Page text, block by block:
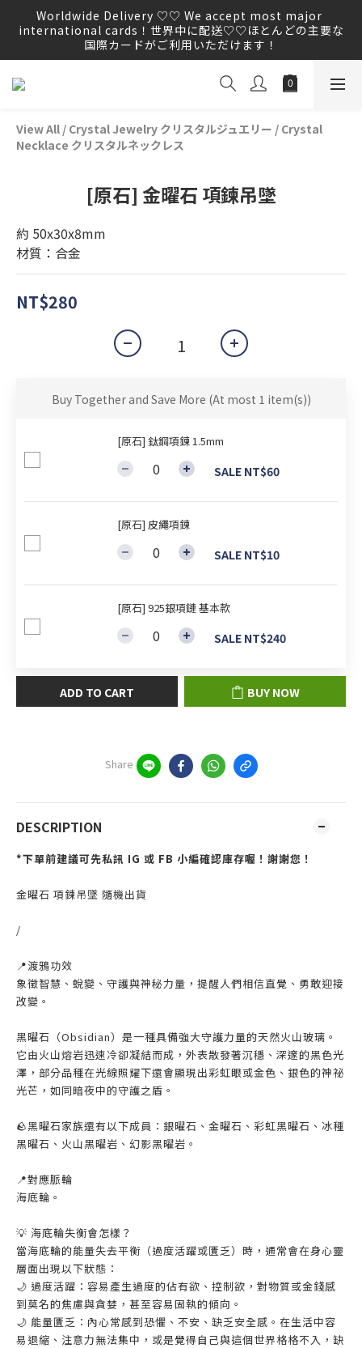
Worldwide Delivery ♡♡ We accept most major
international cards！世界中に配送♡♡ほとんどの主要な
国際カードがご利用いただけます！
Worldwide Delivery ♡♡ We accept most major
international cards！世界中に配送♡♡ほとんどの主要な
国際カードがご利用いただけます！
We WILL NOT proactively ask you to provide any
order information by E-mail,  please do not click on
Worldwide Delivery ♡♡ We accept most major
international cards！世界中に配送♡♡ほとんどの主要な
View All / Crystal Jewelry クリスタルジュエリー / Crystal
Necklace クリスタルネックレス
[原石] 金曜石 項鍊吊墜
約 50x30x8mm
材質：合金
NT$280
Buy Together and Save More (At most 1 item(s))
[原石] 鈦鋼項鍊 1.5mm
SALE NT$60
[原石] 皮繩項鍊
SALE NT$10
[原石] 925銀項鏈 基本款
SALE NT$240
ADD TO CART BUY NOW
Share
DESCRIPTION
*下單前建議可先私訊 IG 或 FB 小編確認庫存喔！謝謝您！
金曜石 項鍊吊墜 隨機出貨
/
📍渡鴉功效
象徵智慧、蛻變、守護與神秘力量，提醒人們相信直覺、勇敢迎接
改變。
黑曜石（Obsidian）是一種具備強大守護力量的天然火山玻璃。
它由火山熔岩迅速冷卻凝結而成，外表散發著沉穩、深邃的黑色光
澤，部分品種在光線照耀下還會顯現出彩虹眼或金色、銀色的神祕
光芒，如同暗夜中的守護之盾。
🪨黑曜石家族還有以下成員：銀曜石、金曜石、彩虹黑曜石、冰種
黑曜石、火山黑曜岩、幻影黑曜岩。
📍對應脈輪
海底輪。
💡 海底輪失衡會怎樣？
當海底輪的能量失去平衡（過度活躍或匱乏）時，通常會在身心靈
層面出現以下狀態：
🌙 過度活躍：容易產生過度的佔有欲、控制欲，對物質或金錢感
到莫名的焦慮與貪婪，甚至容易固執的傾向。
🌙 能量匱乏：內心常感到恐懼、不安、缺乏安全感。在生活中容
易退縮、注意力無法集中，或是覺得自己與這個世界格格不入，缺